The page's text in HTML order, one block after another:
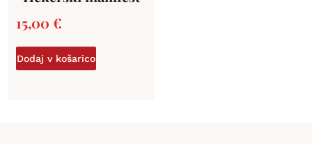
15,00 €
Dodaj v košarico